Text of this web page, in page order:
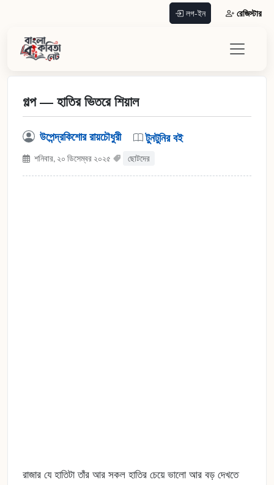
লগ-ইন রেজিস্টার
গল্প — হাতির ভিতরে শিয়াল
উপেন্দ্রকিশোর রায়চৌধুরী টুনটুনির বই
শনিবার, ২০ ডিসেম্বর ২০২৫ ছোটদের
রাজার যে হাতিটা তাঁর আর সকল হাতির চেয়ে ভালো আর বড় দেখতে